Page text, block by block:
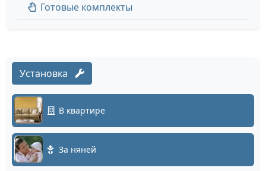
Готовые комплекты
Установка
В квартире
За няней